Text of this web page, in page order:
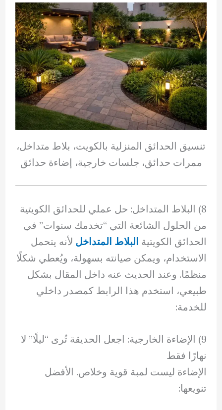
تنسيق الحدائق المنزلية بالكويت، بلاط متداخل،
ممرات حدائق، جلسات خارجية، إضاءة حدائق
8) البلاط المتداخل: حل عملي للحدائق الكويتية
من الحلول الشائعة التي “تخدمك سنوات” في
الحدائق الكويتية البلاط المتداخل لأنه يتحمل
الاستخدام، ويمكن صيانته بسهولة، ويُعطي شكلًا
منظمًا. وعند الحديث عنه داخل المقال بشكل
طبيعي، استخدم هذا الرابط كمصدر داخلي
للخدمة:
9) الإضاءة الخارجية: اجعل الحديقة تُرى “ليلًا” لا
نهارًا فقط
الإضاءة ليست لمبة قوية وخلاص. الأفضل
تنويعها: